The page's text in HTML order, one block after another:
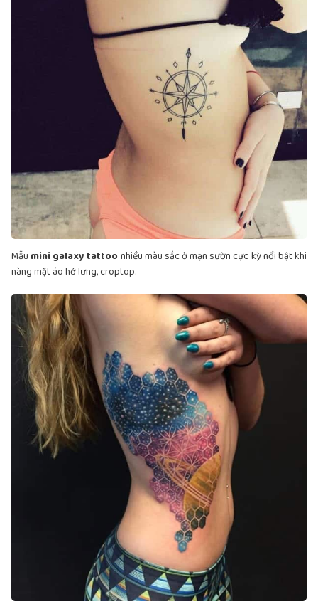
Mẫu mini galaxy tattoo nhiều màu sắc ở mạn sườn cực kỳ nổi bật khi
nàng mặt áo hở lưng, croptop.